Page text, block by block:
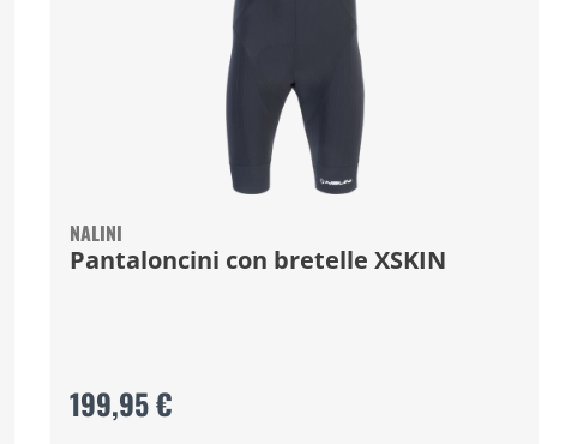
NALINI
Pantaloncini con bretelle XSKIN
199,95 €